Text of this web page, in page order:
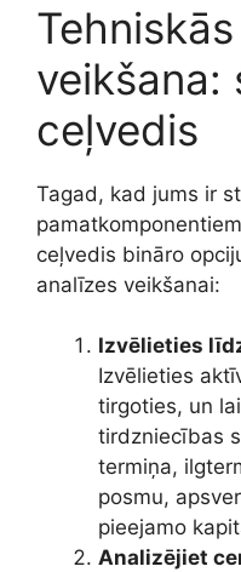
veikšana:
ceļvedis
Tagad, kad jums ir
ceļvedis bināro
analīzes veikšanai:
Izvēlieties
Izvēlieties
tirgoties, un
tirdzniecības
termiņa,
posmu,
pieejamo
Analizējiet